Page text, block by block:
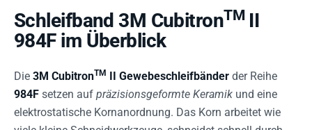
Schleifband 3M CubitronTM II
984F im Überblick
Die 3M CubitronTM II Gewebeschleifbänder der Reihe
984F setzen auf präzisionsgeformte Keramik und eine
elektrostatische Kornanordnung. Das Korn arbeitet wie